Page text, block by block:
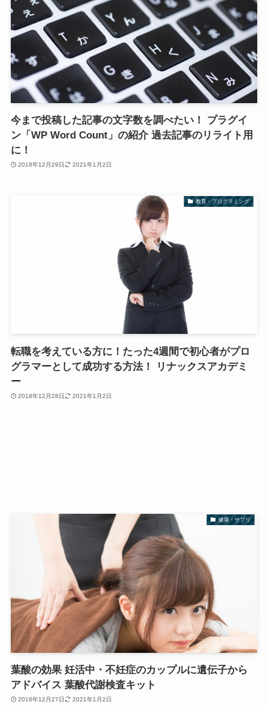
今まで投稿した記事の文字数を調べたい！ プラグイ
ン「WP Word Count」の紹介 過去記事のリライト用
に！
2018年12月29日 2021年1月2日
教育・プログラミング
転職を考えている方に！たった4週間で初心者がプロ
グラマーとして成功する方法！ リナックスアカデミ
ー
2018年12月28日 2021年1月2日
健康・サプリ
葉酸の効果 妊活中・不妊症のカップルに遺伝子から
アドバイス 葉酸代謝検査キット
2018年12月27日 2021年1月2日